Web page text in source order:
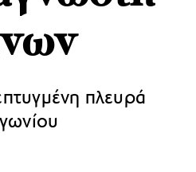
πλευρά